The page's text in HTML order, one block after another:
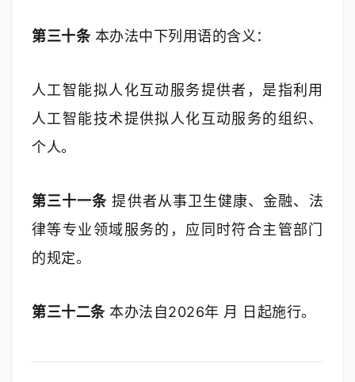
第三十条 本办法中下列用语的含义：
人工智能拟人化互动服务提供者，是指利用
人工智能技术提供拟人化互动服务的组织、
个人。
第三十一条 提供者从事卫生健康、金融、法
律等专业领域服务的，应同时符合主管部门
的规定。
第三十二条 本办法自2026年 月 日起施行。